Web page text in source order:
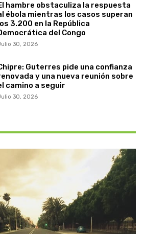
hambre obstaculiza la respuesta
ébola mientras los casos superan
3.200 en la República
del Congo
30, 2026
Guterres pide una confianza
y una nueva reunión sobre
camino a seguir
30, 2026